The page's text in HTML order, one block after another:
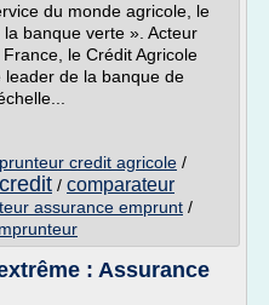
du monde agricole, le
banque verte ». Acteur
le Crédit Agricole
de la banque de
credit agricole /
/ comparateur
assurance emprunt /
: Assurance